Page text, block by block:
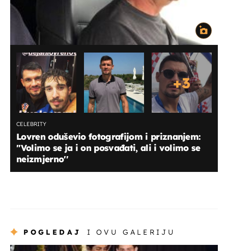
+3
CELEBRITY
Lovren oduševio fotografijom i priznanjem:
''Volimo se ja i on posvađati, ali i volimo se
neizmjerno''
POGLEDAJ I OVU GALERIJU